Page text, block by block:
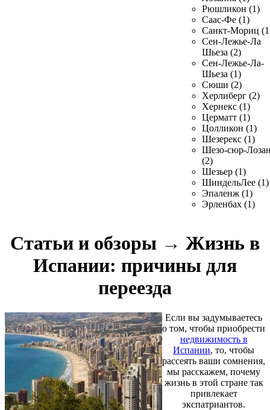
Рюшликон (1)
Саас-Фе (1)
Санкт-Мориц
Сен-Лежье-Ла
Шьеза (2)
Сен-Лежье-Ла-
Шьеза (1)
Сюши (2)
Херлиберг (2)
Хернекс (1)
Церматт (1)
Цолликон (1)
Шезерекс (1)
Шезо-сюр-
(2)
Шезьер (1)
ШиндельЛее (1)
Эпаленж (1)
Эрленбах (1)
Статьи и обзоры → Жизнь в
Испании: причины для
переезда
Если вы задумываетесь
о том, чтобы приобрести
недвижимость в
Испании, то, чтобы
рассеять ваши сомнения,
мы расскажем, почему
жизнь в этой стране так
привлекает
экспатриантов.